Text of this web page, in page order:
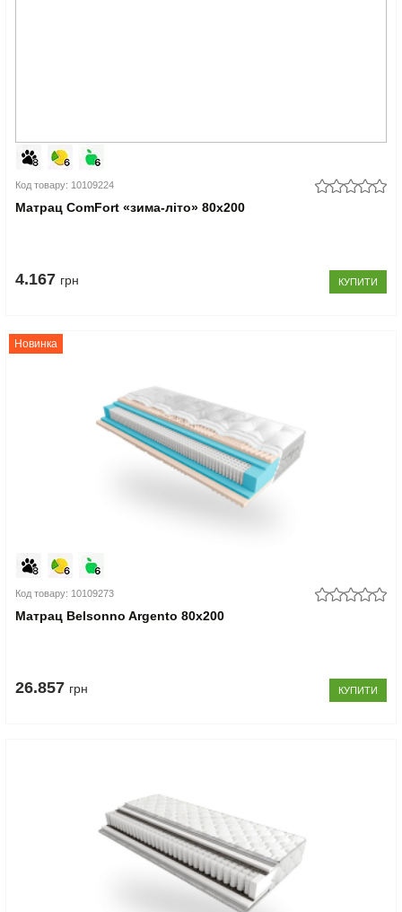
Код товару: 10109224
Матрац ComFort «зима-літо» 80x200
4.167 грн КУПИТИ
Новинка
Код товару: 10109273
Матрац Belsonno Argento 80x200
26.857 грн КУПИТИ